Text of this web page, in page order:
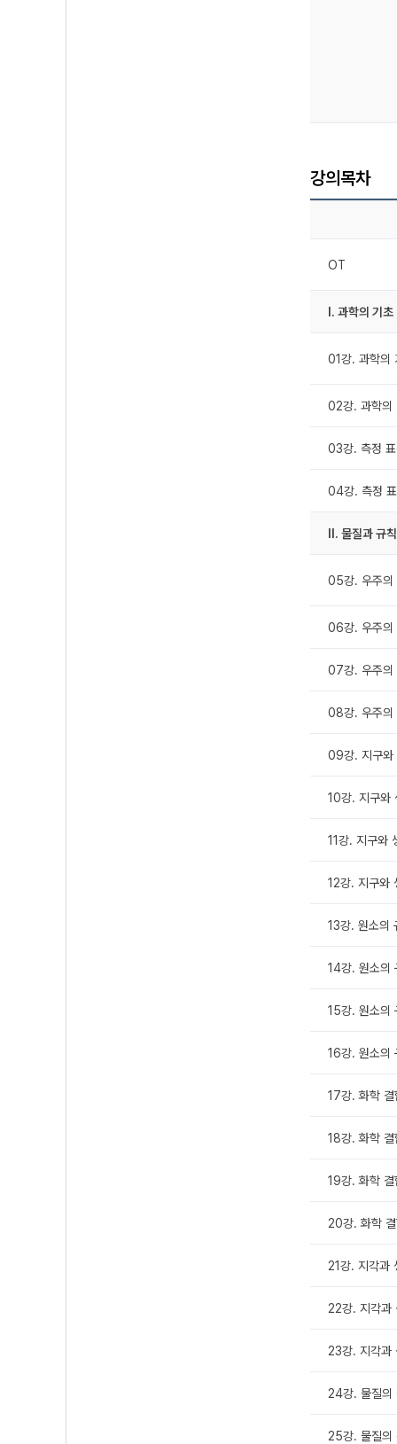
강의목차
OT
Ⅰ. 과학의 기초
01강. 과학의
02강. 과학의
03강. 측정
04강. 측정
Ⅱ. 물질과 규
05강. 우주의
06강. 우주의
07강. 우주의
08강. 우주의
09강. 지구와
10강. 지구와
11강. 지구와
12강. 지구와
13강. 원소의
14강. 원소의
15강. 원소의
16강. 원소의
17강. 화학 결
18강. 화학
19강. 화학
20강. 화학
21강. 지각과
22강. 지각과
23강. 지각과
24강. 물질의
25강. 물질의